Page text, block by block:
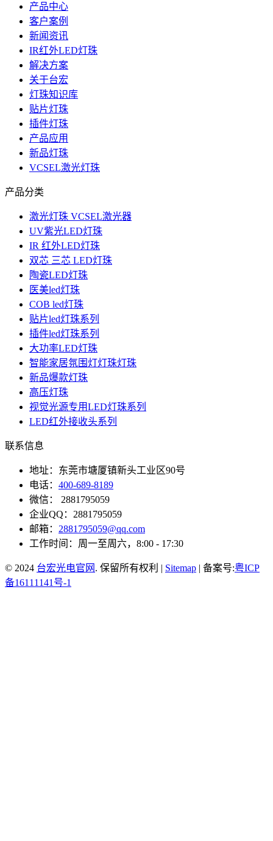
产品中心
客户案例
新闻资讯
IR红外LED灯珠
解决方案
关于台宏
灯珠知识库
贴片灯珠
插件灯珠
产品应用
新品灯珠
VCSEL激光灯珠
产品分类
激光灯珠 VCSEL激光器
UV紫光LED灯珠
IR 红外LED灯珠
双芯 三芯 LED灯珠
陶瓷LED灯珠
医美led灯珠
COB led灯珠
贴片led灯珠系列
插件led灯珠系列
大功率LED灯珠
智能家居氛围灯灯珠灯珠
新品爆款灯珠
高压灯珠
视觉光源专用LED灯珠系列
LED红外接收头系列
联系信息
地址：东莞市塘厦镇新头工业区90号
电话： 400-689-8189
微信： 2881795059
企业QQ：2881795059
邮箱： 2881795059@qq.com
工作时间：周一至周六，8:00 - 17:30
© 2024 台宏光电官网 . 保留所有权利 | Sitemap | 备案号:粤ICP
备16111141号-1